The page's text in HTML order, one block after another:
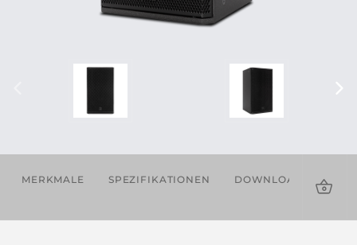
MERKMALE SPEZIFIKATIONEN DOWNLOADS